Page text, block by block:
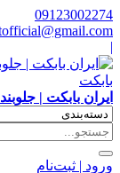
09123002274
|
ایران بابکت |
ورود | ثبت‌نام